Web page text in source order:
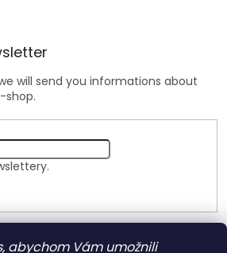
abychom Vám umožnili
will send you informations about
shop.